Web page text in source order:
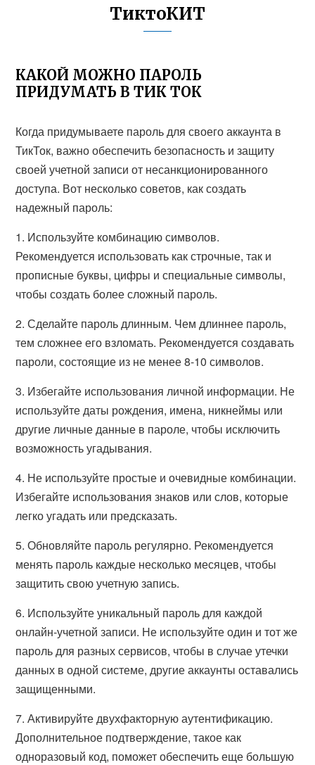
ТиктоКИТ
КАКОЙ МОЖНО ПАРОЛЬ
ПРИДУМАТЬ В ТИК ТОК
Когда придумываете пароль для своего аккаунта в
ТикТок, важно обеспечить безопасность и защиту
своей учетной записи от несанкционированного
доступа. Вот несколько советов, как создать
надежный пароль:
1. Используйте комбинацию символов.
Рекомендуется использовать как строчные, так и
прописные буквы, цифры и специальные символы,
чтобы создать более сложный пароль.
2. Сделайте пароль длинным. Чем длиннее пароль,
тем сложнее его взломать. Рекомендуется создавать
пароли, состоящие из не менее 8-10 символов.
3. Избегайте использования личной информации. Не
используйте даты рождения, имена, никнеймы или
другие личные данные в пароле, чтобы исключить
возможность угадывания.
4. Не используйте простые и очевидные комбинации.
Избегайте использования знаков или слов, которые
легко угадать или предсказать.
5. Обновляйте пароль регулярно. Рекомендуется
менять пароль каждые несколько месяцев, чтобы
защитить свою учетную запись.
6. Используйте уникальный пароль для каждой
онлайн-учетной записи. Не используйте один и тот же
пароль для разных сервисов, чтобы в случае утечки
данных в одной системе, другие аккаунты оставались
защищенными.
7. Активируйте двухфакторную аутентификацию.
Дополнительное подтверждение, такое как
одноразовый код, поможет обеспечить еще большую